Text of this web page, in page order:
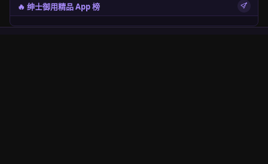
🔥 绅士御用精品 App 榜